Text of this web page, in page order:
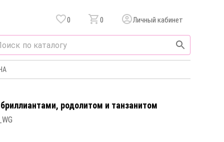
0 0 Личный кабинет
родолитом и танзанитом